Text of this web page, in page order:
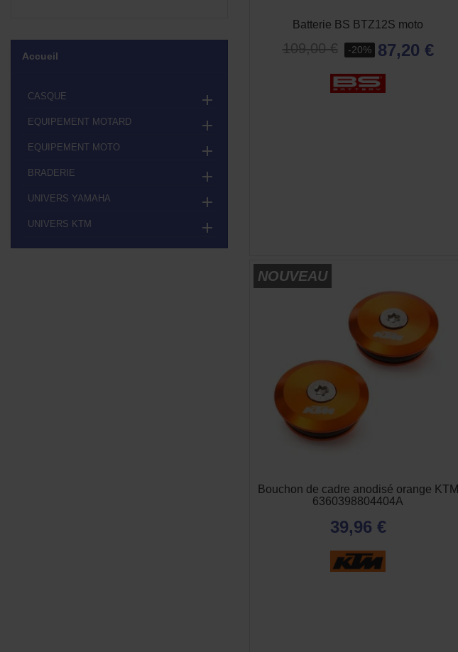
Accueil
CASQUE 
EQUIPEMENT MOTARD 
EQUIPEMENT MOTO 
BRADERIE 
UNIVERS YAMAHA 
UNIVERS KTM 
Batterie BS BTZ12S moto
109,00 € -20% 87,20 €
NOUVEAU
Bouchon de cadre anodisé orange KTM
6360398804404A
39,96 €